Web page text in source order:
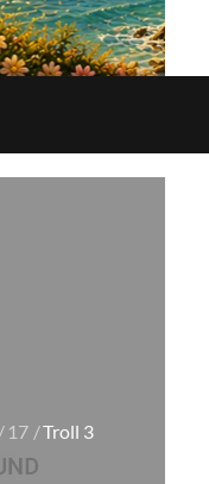
17 Troll 3